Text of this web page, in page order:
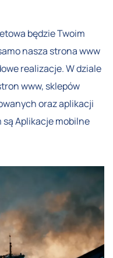
będzie Twoim
nasza strona www
realizacje. W dziale
www, sklepów
oraz aplikacji
Aplikacje mobilne